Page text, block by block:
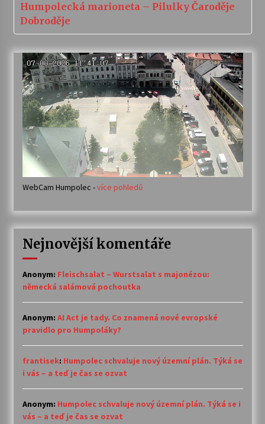
Humpolecká marioneta – Pilulky Čaroděje
Dobroděje
WebCam Humpolec -více pohledů
Nejnovější komentáře
Anonym: Fleischsalat – Wurstsalat s majonézou:
německá salámová pochoutka
Anonym: AI Act je tady. Co znamená nové evropské
pravidlo pro Humpoláky?
frantisek: Humpolec schvaluje nový územní plán. Týká se
i vás – a teď je čas se ozvat
Anonym: Humpolec schvaluje nový územní plán. Týká se i
vás – a teď je čas se ozvat